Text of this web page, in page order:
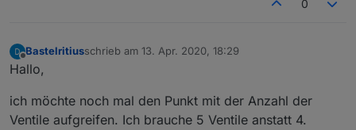
0
Offline
Bastelritiusschrieb am 13. Apr. 2020, 18:29
zuletzt editiert von
Hallo,
ich möchte noch mal den Punkt mit der Anzahl der
Ventile aufgreifen. Ich brauche 5 Ventile anstatt 4.